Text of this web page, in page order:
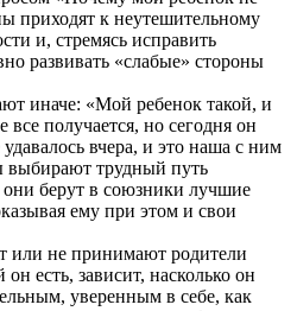
приходят к неутешительному
и, стремясь исправить
развивать «слабые» стороны
иначе: «Мой ребенок такой, и
все получается, но сегодня он
вчера, и это наша с ним
трудный путь
берут в союзники лучшие
ему при этом и свои
или не принимают родители
есть, зависит, насколько он
уверенным в себе, как